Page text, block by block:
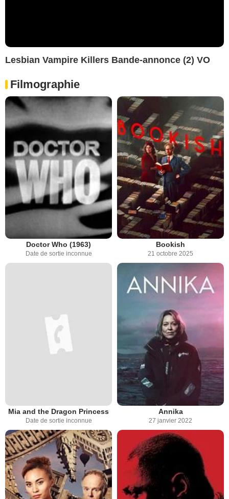
Lesbian Vampire Killers Bande-annonce (2) VO
Filmographie
Doctor Who (1963)
Date de sortie inconnue
Bookish
21 octobre 2025
Mia and the Dragon Princess
Date de sortie inconnue
Annika
27 janvier 2022